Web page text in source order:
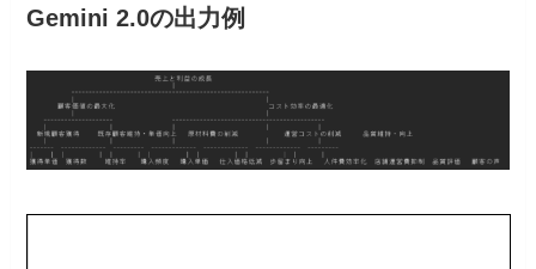
Gemini 2.0の出力例